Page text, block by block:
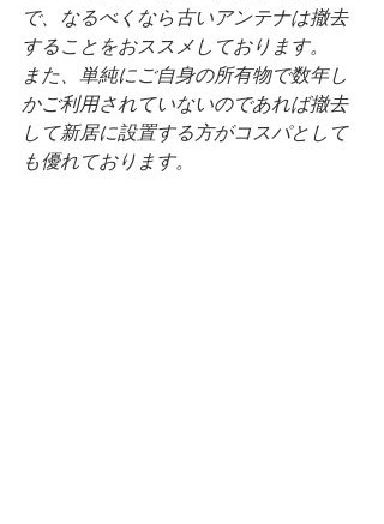
で、なるべくなら古いアンテナは撤去
することをおススメしております。
また、単純にご自身の所有物で数年し
かご利用されていないのであれば撤去
して新居に設置する方がコスパとして
も優れております。